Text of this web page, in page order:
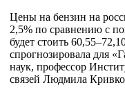
Цены на бензин на
2,5% по сравнению с
будет стоить
спрогнозировала для
наук, профессор
связей Людмила